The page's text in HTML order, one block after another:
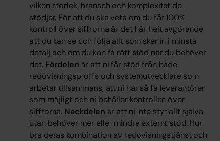
vilken storlek, bransch och komplexitet de
stödjer. För att du ska veta om du får 100%
kontroll över siffrorna är det här helt avgörande
att du kan se och följa allt som sker in i minsta
detalj och om du kan få rätt stöd när du behöver
det. Fördelen är att ni får stöd från både
redovisningsproffs och systemutvecklare som
arbetar tillsammans, att ni har så få leverantörer
som möjligt och ni behåller kontrollen över
siffrorna. Nackdelen är att ni inte styr allt själva
utan behöver mer eller mindre externt stöd. Hur
bra deras kombination av redovisningstjänst och